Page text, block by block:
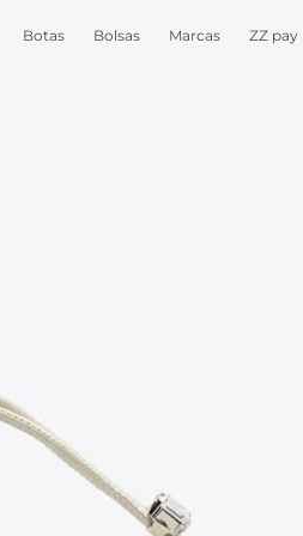
Botas Bolsas Marcas ZZ pay